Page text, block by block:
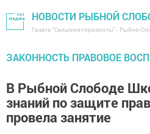
НОВОСТИ РЫБНОЙ
Газета "Сельские горизонты" - Рыбно-
ЗАКОННОСТЬ ПРАВОВОЕ
В Рыбной Слободе
знаний по защите
провела занятие